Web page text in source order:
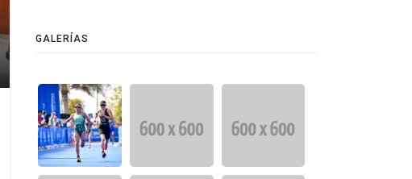
GALERÍAS